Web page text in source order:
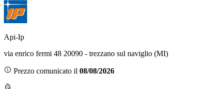
Api-Ip
via enrico fermi 48 20090 - trezzano sul naviglio (MI)
Prezzo comunicato il 08/08/2026